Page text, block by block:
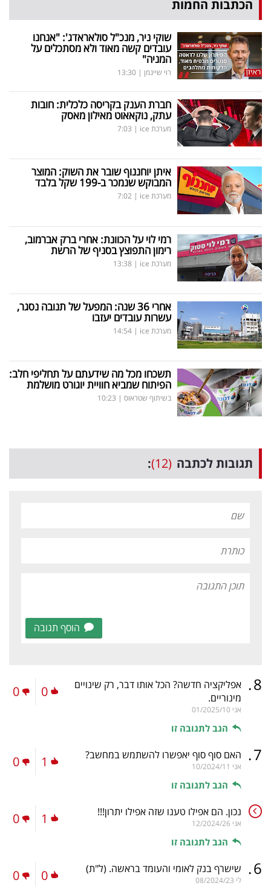
הכתבות החמות
שוקי ניר, מנכ"ל סולאראדג': "אנחנו
עובדים קשה מאוד ולא מסתכלים על
המניה"
רוי שיינמן |
13:30
חברת הענק בקריסה כלכלית: חובות
עתק, נוקאאוט מאילון מאסק
מערכת ice |
7:03
איתן יוחננוף שובר את השוק: המוצר
המבוקש שנמכר ב-199 שקל בלבד
מערכת ice |
7:02
רמי לוי על הכוונת: אחרי ברק אברמוב,
רימון התפוצץ בסניף של הרשת
מערכת ice |
13:38
אחרי 36 שנה: המפעל של תנובה נסגר,
עשרות עובדים יעזבו
מערכת ice |
14:54
תשכחו מכל מה שידעתם על תחליפי חלב:
הפיתוח שמביא חוויית יוגורט מושלמת
בשיתוף שטראוס |
10:23
תגובות לכתבה (12)
:
הוסף תגובה
8
. אפליקציה חדשה? הכל אותו דבר, רק שינויים
מינוריים.
אני 01/2025/10
הגב לתגובה זו
0
0
7
. האם סוף סוף יאפשרו להשתמש במחשב?
אני 10/2024/11
הגב לתגובה זו
1
0
נכון. הם אפילו טענו שזה אפילו יתרון!!!
אני 12/2024/26
הגב לתגובה זו
1
0
6
. שישרף בנק לאומי והעומד בראשה. (ל"ת)
לי 08/2024/23
0
0